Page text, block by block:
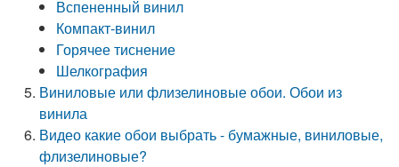
Вспененный винил
Компакт-винил
Горячее тиснение
Шелкография
Виниловые или флизелиновые обои. Обои из
винила
Видео какие обои выбрать - бумажные, виниловые,
флизелиновые?